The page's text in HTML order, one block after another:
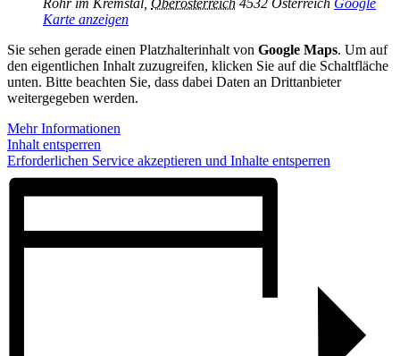
Rohr im Kremstal, Oberösterreich 4532 Österreich Google
Karte anzeigen
Sie sehen gerade einen Platzhalterinhalt von Google Maps. Um auf
den eigentlichen Inhalt zuzugreifen, klicken Sie auf die Schaltfläche
unten. Bitte beachten Sie, dass dabei Daten an Drittanbieter
weitergegeben werden.
Mehr Informationen
Inhalt entsperren
Erforderlichen Service akzeptieren und Inhalte entsperren